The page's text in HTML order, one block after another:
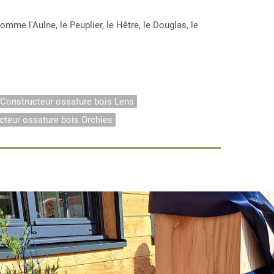
l'Aulne, le Peuplier, le Hêtre, le Douglas, le
Constructeur ossature bois Lens
ossature bois Orchies